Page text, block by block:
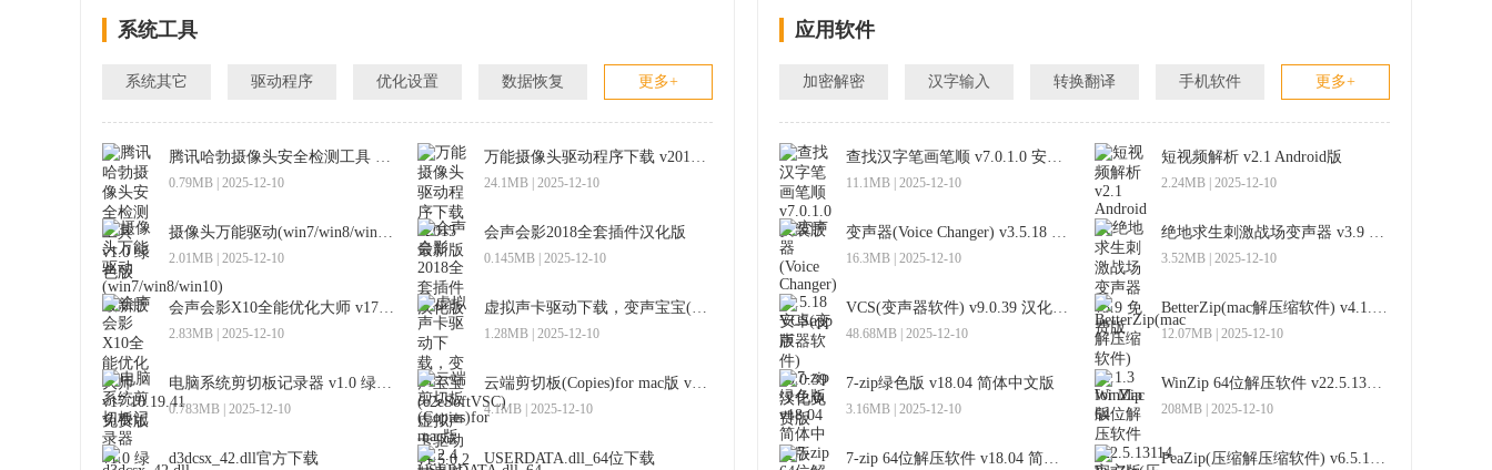
系统工具
系统其它 驱动程序 优化设置 数据恢复 更多+
腾讯哈勃摄像头安全检测工具 v1.0 绿色版
0.79MB | 2025-12-10
万能摄像头驱动程序下载 v2015 最新版
24.1MB | 2025-12-10
摄像头万能驱动(win7/win8/win10) 最新版
2.01MB | 2025-12-10
会声会影2018全套插件汉化版
0.145MB | 2025-12-10
会声会影X10全能优化大师 v17.10.19.41 免费版
2.83MB | 2025-12-10
虚拟声卡驱动下载，变声宝宝(e2eSoftVSC)虚拟声卡驱动 v1.5.0.2 官方版
1.28MB | 2025-12-10
电脑系统剪切板记录器 v1.0 绿色免费版
0.783MB | 2025-12-10
云端剪切板(Copies)for mac版 v2.2.4 苹果版
4.1MB | 2025-12-10
d3dcsx_42.dll官方下载 USERDATA.dll_64位下载
应用软件
加密解密 汉字输入 转换翻译 手机软件 更多+
查找汉字笔画笔顺 v7.0.1.0 安装版
11.1MB | 2025-12-10
短视频解析 v2.1 Android版
2.24MB | 2025-12-10
变声器(Voice Changer) v3.5.18 安卓app版
16.3MB | 2025-12-10
绝地求生刺激战场变声器 v3.9 免费版
3.52MB | 2025-12-10
VCS(变声器软件) v9.0.39 汉化免费版
48.68MB | 2025-12-10
BetterZip(mac解压缩软件) v4.1.3 for Mac版
12.07MB | 2025-12-10
7-zip绿色版 v18.04 简体中文版
3.16MB | 2025-12-10
WinZip 64位解压软件 v22.5.13114 官方版
208MB | 2025-12-10
7-zip 64位解压软件 v18.04 简体中文免费版 PeaZip(压缩解压缩软件) v6.5.1 x64绿色版